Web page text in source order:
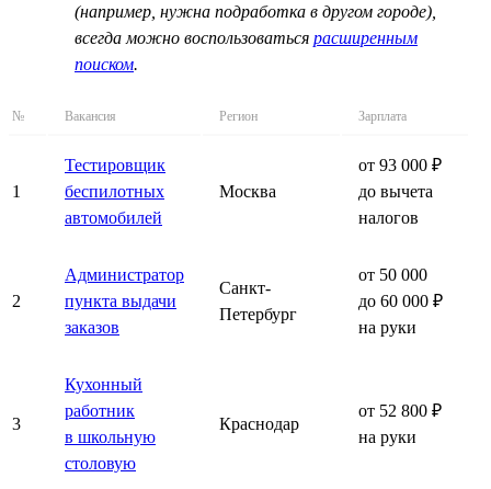
(например, нужна подработка в другом городе),
всегда можно воспользоваться расширенным
поиском.
№ Вакансия Регион Зарплата
1
Тестировщик
беспилотных
автомобилей
Москва
от 93 000 ₽
до вычета
налогов
2
Администратор
пункта выдачи
заказов
Санкт-
Петербург
от 50 000
до 60 000 ₽
на руки
3
Кухонный
работник
в школьную
столовую
Краснодар
от 52 800 ₽
на руки